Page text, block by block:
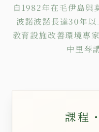
自1982年在毛伊島與
波諾波諾長達30年
教育設施改善環境專
中里琴
課程